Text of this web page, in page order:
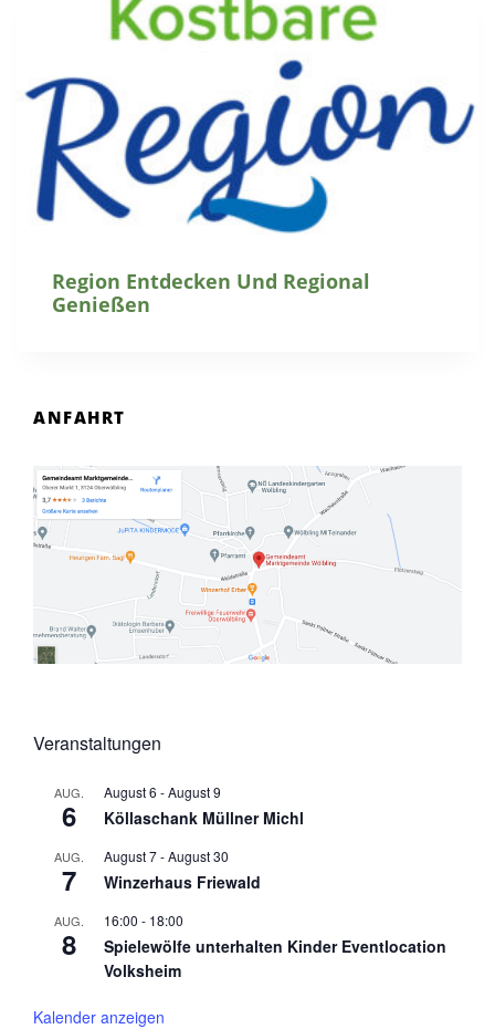
Region Entdecken Und Regional
Genießen
ANFAHRT
Veranstaltungen
AUG.
6
August 6 -August 9
Köllaschank Müllner Michl
AUG.
7
August 7-August 30
Winzerhaus Friewald
AUG.
8
16:00 - 18:00
Spielewölfe unterhalten Kinder Eventlocation
Volksheim
Kalender anzeigen